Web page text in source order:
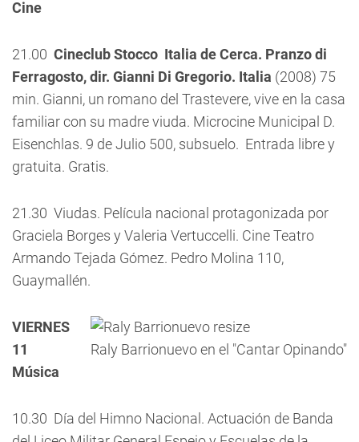
Cine
21.00  Cineclub Stocco  Italia de Cerca. Pranzo di
Ferragosto, dir. Gianni Di Gregorio. Italia (2008) 75
min. Gianni, un romano del Trastevere, vive en la casa
familiar con su madre viuda. Microcine Municipal D.
Eisenchlas. 9 de Julio 500, subsuelo. Entrada libre y
gratuita. Gratis.
21.30  Viudas. Película nacional protagonizada por
Graciela Borges y Valeria Vertuccelli. Cine Teatro
Armando Tejada Gómez. Pedro Molina 110,
Guaymallén.
Raly Barrionuevo en el "Cantar Opinando"
VIERNES
11
Música
10.30  Día del Himno Nacional. Actuación de Banda